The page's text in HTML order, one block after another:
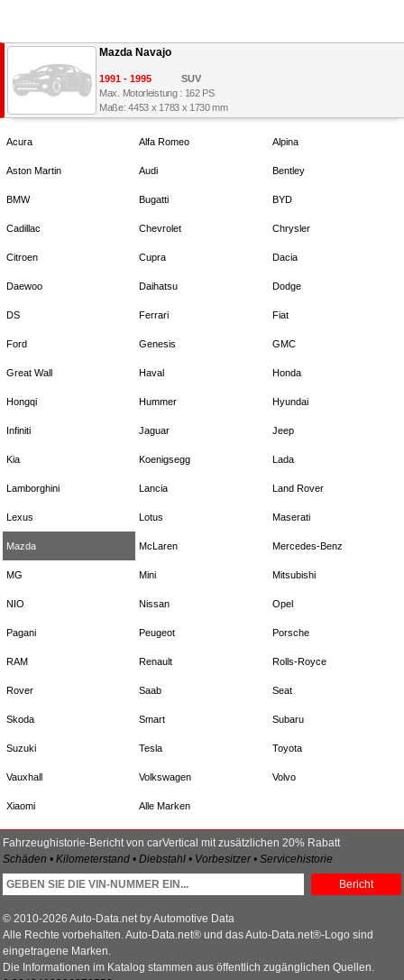
Mazda Navajo
1991 - 1995
SUV
Max. Motorleistung : 162 PS
Maße: 4453 x 1783 x 1730 mm
Acura Alfa Romeo Alpina
Aston Martin Audi Bentley
BMW Bugatti BYD
Cadillac Chevrolet Chrysler
Citroen Cupra Dacia
Daewoo Daihatsu Dodge
DS Ferrari Fiat
Ford Genesis GMC
Great Wall Haval Honda
Hongqi Hummer Hyundai
Infiniti Jaguar Jeep
Kia Koenigsegg Lada
Lamborghini Lancia Land Rover
Lexus Lotus Maserati
Mazda McLaren Mercedes-Benz
MG Mini Mitsubishi
NIO Nissan Opel
Pagani Peugeot Porsche
RAM Renault Rolls-Royce
Rover Saab Seat
Skoda Smart Subaru
Suzuki Tesla Toyota
Vauxhall Volkswagen Volvo
Xiaomi Alle Marken
Fahrzeughistorie-Bericht von carVertical mit zusätzlichen 20% Rabatt
Schäden • Kilometerstand • Diebstahl • Vorbesitzer • Servicehistorie
Bericht
© 2010-2026 Auto-Data.net by Automotive Data
Alle Rechte vorbehalten. Auto-Data.net® und das Auto-Data.net®-Logo sind
eingetragene Marken.
Die Informationen im Katalog stammen aus öffentlich zugänglichen Quellen.